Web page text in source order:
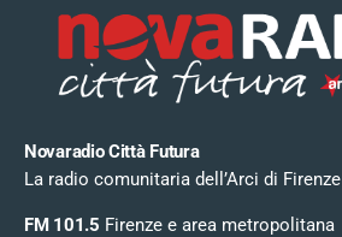
Novaradio Città Futura
La radio comunitaria dell’Arci di Firenze
FM 101.5 Firenze e area metropolitana